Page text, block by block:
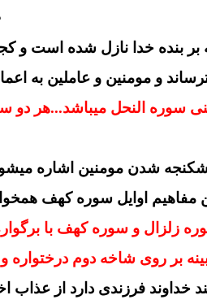
و مومنین و عاملین به
سوره النحل میباشد...هر دو
شدن مومنین اشاره
مفاهیم اوایل سوره کهف
زلزال و سوره کهف با
بر روی شاخه دوم درختواره
خداوند فرزندی دارد از